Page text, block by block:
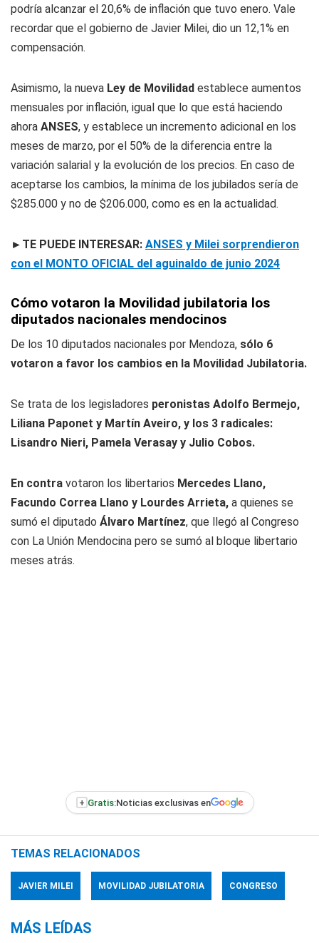
podría alcanzar el 20,6% de inflación que tuvo enero. Vale
recordar que el gobierno de Javier Milei, dio un 12,1% en
compensación.
Asimismo, la nueva Ley de Movilidad establece aumentos
mensuales por inflación, igual que lo que está haciendo
ahora ANSES, y establece un incremento adicional en los
meses de marzo, por el 50% de la diferencia entre la
variación salarial y la evolución de los precios. En caso de
aceptarse los cambios, la mínima de los jubilados sería de
$285.000 y no de $206.000, como es en la actualidad.
►TE PUEDE INTERESAR: ANSES y Milei sorprendieron
con el MONTO OFICIAL del aguinaldo de junio 2024
Cómo votaron la Movilidad jubilatoria los
diputados nacionales mendocinos
De los 10 diputados nacionales por Mendoza, sólo 6
votaron a favor los cambios en la Movilidad Jubilatoria.
Se trata de los legisladores peronistas Adolfo Bermejo,
Liliana Paponet y Martín Aveiro, y los 3 radicales:
Lisandro Nieri, Pamela Verasay y Julio Cobos.
En contra votaron los libertarios Mercedes Llano,
Facundo Correa Llano y Lourdes Arrieta, a quienes se
sumó el diputado Álvaro Martínez, que llegó al Congreso
con La Unión Mendocina pero se sumó al bloque libertario
meses atrás.
+ Gratis:Noticias exclusivas en
TEMAS RELACIONADOS
JAVIER MILEI MOVILIDAD JUBILATORIA CONGRESO
MÁS LEÍDAS